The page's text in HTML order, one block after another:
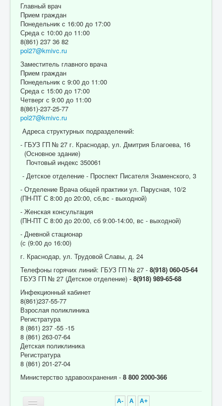
Главный врач
Прием граждан
Понедельник с 16:00 до 17:00
Среда с 10:00 до 11:00
8(861) 237 36 82
pol27@kmivc.ru
Заместитель главного врача
Прием граждан
Понедельник с 9:00 до 11:00
Среда с 15:00 до 17:00
Четверг с 9:00 до 11:00
8(861)-237-25-77
pol27@kmivc.ru
Адреса структурных подразделений:
- ГБУЗ ГП № 27 г. Краснодар, ул. Дмитрия Благоева, 16
(Основное здание)
Почтовый индекс 350061
- Детское отделение - Проспект Писателя Знаменского, 3
- Отделение Врача общей практики ул. Парусная, 10/2
(ПН-ПТ С 8:00 до 20:00, сб,вс - выходной)
- Женская консультация
(ПН-ПТ С 8:00 до 20:00, сб 9:00-14:00, вс - выходной)
- Дневной стационар
(с (9:00 до 16:00)
г. Краснодар, ул. Трудовой Славы, д. 24
Телефоны горячих линий: ГБУЗ ГП № 27 - 8(918) 060-05-64
ГБУЗ ГП № 27 (Детское отделение) - 8(918) 989-65-68
Инфекционный кабинет
8(861)237-55-77
Взрослая поликлиника
Регистратура
8 (861) 237 -55 -15
8 (861) 263-07-64
Детская поликлиника
Регистратура
8 (861) 201-27-04
Министерство здравоохранения - 8 800 2000-366
A- A A+